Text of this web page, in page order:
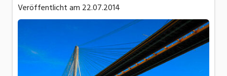
Veröffentlicht am 22.07.2014